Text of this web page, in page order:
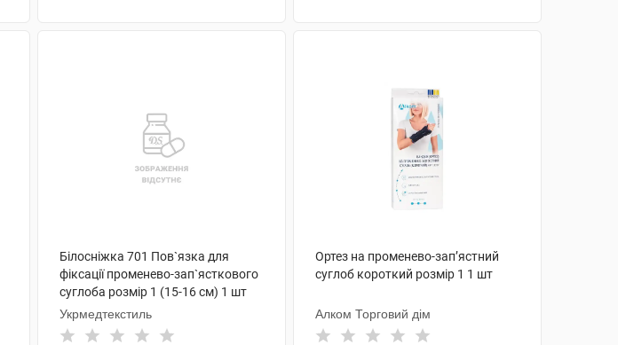
Білосніжка 701 Пов`язка для
фіксації променево-зап`ясткового
суглоба розмір 1 (15-16 см) 1 шт
Укрмедтекстиль
Ортез на променево-зап’ястний
суглоб короткий розмір 1 1 шт
Алком Торговий дім